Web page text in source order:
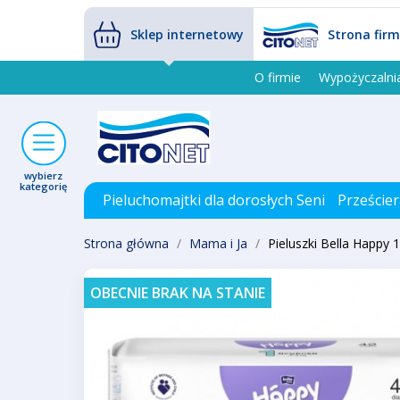
Sklep internetowy Strona
O firmie
wybierz
kategorię
Pieluchomajtki dla dorosłych Seni
Strona główna Mama i Ja Pieluszki Bella Happy
OBECNIE BRAK NA STANIE